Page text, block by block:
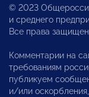
© 2023
и среднего
Все права
Комментарии на
требованиям
публикуем
и/или